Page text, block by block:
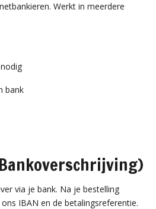
Werkt in meerdere
bank
via je bank. Na je bestelling
IBAN en de betalingsreferentie.